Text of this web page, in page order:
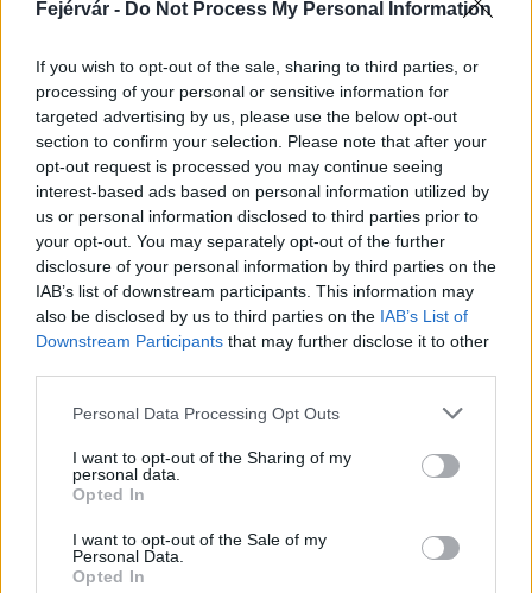
Fejérvár - Do Not Process My Personal Information
If you wish to opt-out of the sale, sharing to third parties, or
processing of your personal or sensitive information for
targeted advertising by us, please use the below opt-out
section to confirm your selection. Please note that after your
opt-out request is processed you may continue seeing
interest-based ads based on personal information utilized by
us or personal information disclosed to third parties prior to
your opt-out. You may separately opt-out of the further
disclosure of your personal information by third parties on the
IAB’s list of downstream participants. This information may
also be disclosed by us to third parties on the IAB’s List of
Downstream Participants that may further disclose it to other
Please note that this website/app uses one or more Google
not limited to your visit or usage behaviour. You may click to
grant or deny consent to Google and its third-party tags to
use your data for below specified purposes in below Google
consent section.
Personal Data Processing Opt Outs
I want to opt-out of the Sharing of my
personal data.
Opted In
I want to opt-out of the Sale of my
Personal Data.
Opted In
Másfélszeresére bővítik
Látványos építési szakasz indult be a
Flórián téri felüljárón
AJÁNLJUK MÉG